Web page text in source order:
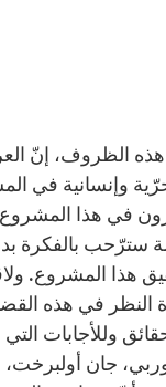
الظروف، إنّ
وإنسانية في
في هذا
سترّحب بالفكرة
هذا المشروع.
النظر في هذه
وللأجابات
جان